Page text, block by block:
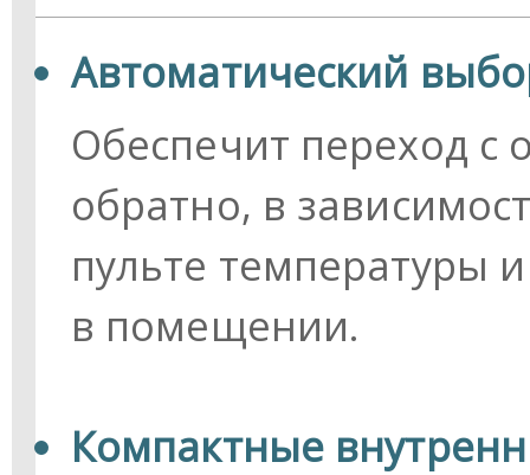
Автоматический
Обеспечит переход с
обратно, в
пульте температуры
в помещении.
Компактные